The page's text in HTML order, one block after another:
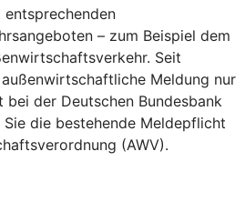
– zum Beispiel dem
Seit
Meldung nur
der Deutschen Bundesbank
die bestehende Meldepflicht
(AWV).